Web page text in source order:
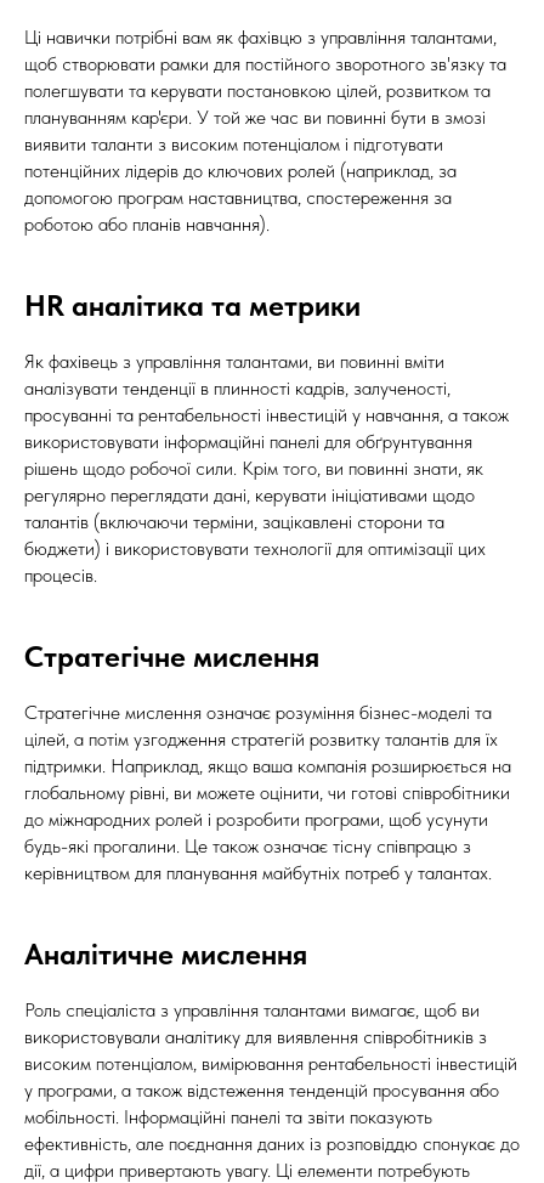
Ці навички потрібні вам як фахівцю з управління талантами,
щоб створювати рамки для постійного зворотного зв'язку та
полегшувати та керувати постановкою цілей, розвитком та
плануванням кар'єри. У той же час ви повинні бути в змозі
виявити таланти з високим потенціалом і підготувати
потенційних лідерів до ключових ролей (наприклад, за
допомогою програм наставництва, спостереження за
роботою або планів навчання).
HR аналітика та метрики
Як фахівець з управління талантами, ви повинні вміти
аналізувати тенденції в плинності кадрів, залученості,
просуванні та рентабельності інвестицій у навчання, а також
використовувати інформаційні панелі для обґрунтування
рішень щодо робочої сили. Крім того, ви повинні знати, як
регулярно переглядати дані, керувати ініціативами щодо
талантів (включаючи терміни, зацікавлені сторони та
бюджети) і використовувати технології для оптимізації цих
процесів.
Стратегічне мислення
Стратегічне мислення означає розуміння бізнес-моделі та
цілей, а потім узгодження стратегій розвитку талантів для їх
підтримки. Наприклад, якщо ваша компанія розширюється на
глобальному рівні, ви можете оцінити, чи готові співробітники
до міжнародних ролей і розробити програми, щоб усунути
будь-які прогалини. Це також означає тісну співпрацю з
керівництвом для планування майбутніх потреб у талантах.
Аналітичне мислення
Роль спеціаліста з управління талантами вимагає, щоб ви
використовували аналітику для виявлення співробітників з
високим потенціалом, вимірювання рентабельності інвестицій
у програми, а також відстеження тенденцій просування або
мобільності. Інформаційні панелі та звіти показують
ефективність, але поєднання даних із розповіддю спонукає до
дії, а цифри привертають увагу. Ці елементи потребують